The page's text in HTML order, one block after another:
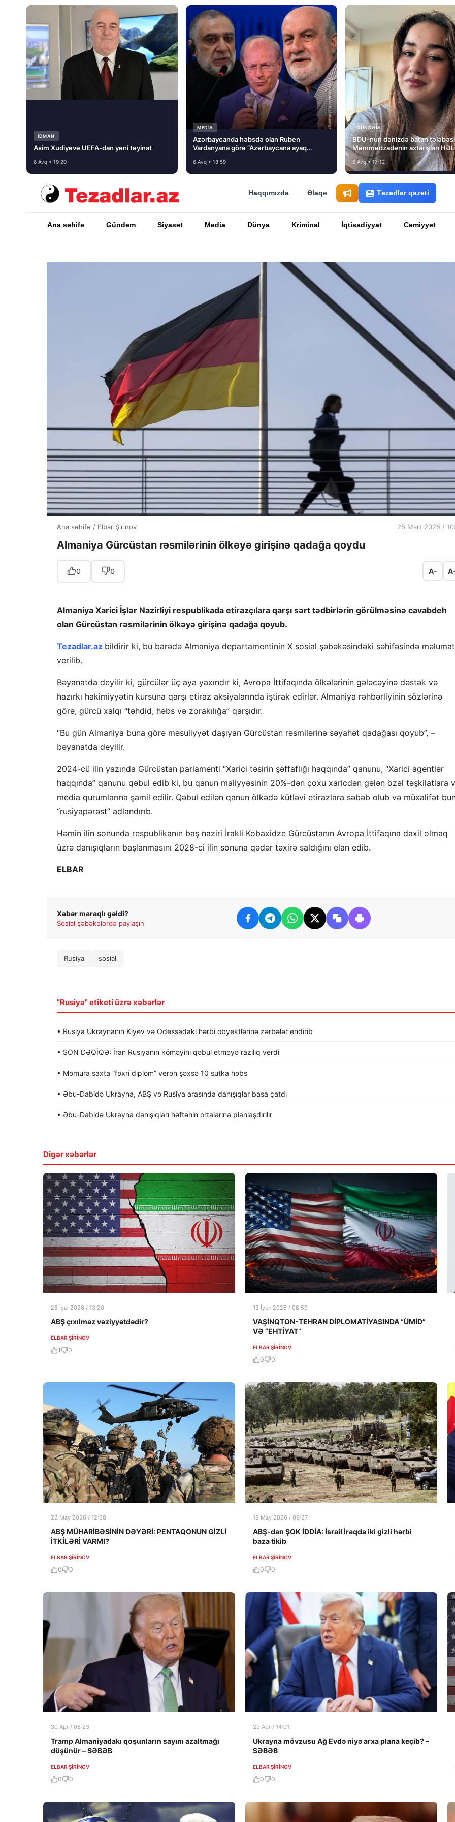
İDMAN
Asim Xudiyevə UEFA-dan yeni təyinat
6 Avq • 19:20
MEDİA
Azərbaycanda həbsdə olan Ruben
Vardanyana görə “Azərbaycana ayaq
6 Avq • 18:59
GÜNDƏM
BDU-nun dənizdə batan
Məmmədzadənin axtarışları
NƏTİCƏSİZ QALIB!
6 Avq • 17:12
Haqqımızda Əlaqə Təzadlar qazeti
Ana səhifə Gündəm Siyasət Media Dünya Kriminal İqtisadiyyat Cəmiyyət
Ana səhifə / Elbar Şirinov 25 Mart 2025 /
Almaniya Gürcüstan rəsmilərinin ölkəyə girişinə qadağa qoydu
0 0 A-
Almaniya Xarici İşlər Nazirliyi respublikada etirazçılara qarşı sərt tədbirlərin görülməsinə cavabdeh
olan Gürcüstan rəsmilərinin ölkəyə girişinə qadağa qoyub.
Tezadlar.az bildirir ki, bu barədə Almaniya departamentinin X sosial şəbəkəsindəki səhifəsində məlumat
verilib.
Bəyanatda deyilir ki, gürcülər üç aya yaxındır ki, Avropa İttifaqında ölkələrinin gələcəyinə dəstək və
hazırkı hakimiyyətin kursuna qarşı etiraz aksiyalarında iştirak edirlər. Almaniya rəhbərliyinin sözlərinə
görə, gürcü xalqı “təhdid, həbs və zorakılığa” qarşıdır.
“Bu gün Almaniya buna görə məsuliyyət daşıyan Gürcüstan rəsmilərinə səyahət qadağası qoyub”, –
bəyanatda deyilir.
2024-cü ilin yazında Gürcüstan parlamenti “Xarici təsirin şəffaflığı haqqında” qanunu, “Xarici agentlər
haqqında” qanunu qəbul edib ki, bu qanun maliyyəsinin 20%-dən çoxu xaricdən gələn özəl təşkilatlara
media qurumlarına şamil edilir. Qəbul edilən qanun ölkədə kütləvi etirazlara səbəb olub və müxalifət
“rusiyapərəst” adlandırıb.
Həmin ilin sonunda respublikanın baş naziri İrakli Kobaxidze Gürcüstanın Avropa İttifaqına daxil olmaq
üzrə danışıqların başlanmasını 2028-ci ilin sonuna qədər təxirə saldığını elan edib.
ELBAR
Xəbər maraqlı gəldi?
Sosial şəbəkələrdə paylaşın
Rusiya sosial
"Rusiya" etiketi üzrə xəbərlər
• Rusiya Ukraynanın Kiyev və Odessadakı hərbi obyektlərinə zərbələr endirib
• SON DƏQİQƏ: İran Rusiyanın köməyini qəbul etməyə razılıq verdi
• Məmura saxta “fəxri diplom” verən şəxsə 10 sutka həbs
• Əbu-Dabidə Ukrayna, ABŞ və Rusiya arasında danışıqlar başa çatdı
• Əbu-Dabidə Ukrayna danışıqları həftənin ortalarına planlaşdırılır
Digər xəbərlər
28 İyul 2026 / 13:20
ABŞ çıxılmaz vəziyyətdədir?
ELBAR ŞIRINOV
1 0
13 İyun 2026 / 08:59
VAŞİNQTON-TEHRAN DİPLOMATİYASINDA “ÜMİD”
VƏ “EHTİYAT”
ELBAR ŞIRINOV
0 0
22 May 2026 / 12:38
ABŞ MÜHARİBƏSİNİN DƏYƏRİ: PENTAQONUN GİZLİ
İTKİLƏRİ VARMI?
ELBAR ŞIRINOV
0 0
18 May 2026 / 09:27
ABŞ-dan ŞOK İDDİA: İsrail İraqda iki gizli hərbi
baza tikib
ELBAR ŞIRINOV
0 0
30 Apr / 08:23
Tramp Almaniyadakı qoşunların sayını azaltmağı
düşünür – SƏBƏB
ELBAR ŞIRINOV
0 0
29 Apr / 14:01
Ukrayna mövzusu Ağ Evdə niyə arxa plana keçib? –
SƏBƏB
ELBAR ŞIRINOV
0 0